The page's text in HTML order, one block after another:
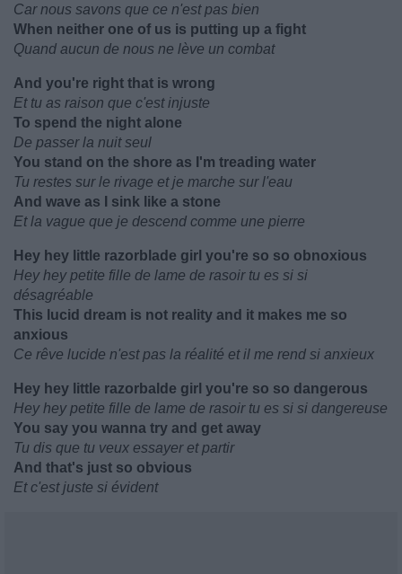
Car nous savons que ce n'est pas bien
When neither one of us is putting up a fight
Quand aucun de nous ne lève un combat
And you're right that is wrong
Et tu as raison que c'est injuste
To spend the night alone
De passer la nuit seul
You stand on the shore as I'm treading water
Tu restes sur le rivage et je marche sur l'eau
And wave as I sink like a stone
Et la vague que je descend comme une pierre
Hey hey little razorblade girl you're so so obnoxious
Hey hey petite fille de lame de rasoir tu es si si
désagréable
This lucid dream is not reality and it makes me so
anxious
Ce rêve lucide n'est pas la réalité et il me rend si anxieux
Hey hey little razorbalde girl you're so so dangerous
Hey hey petite fille de lame de rasoir tu es si si dangereuse
You say you wanna try and get away
Tu dis que tu veux essayer et partir
And that's just so obvious
Et c'est juste si évident